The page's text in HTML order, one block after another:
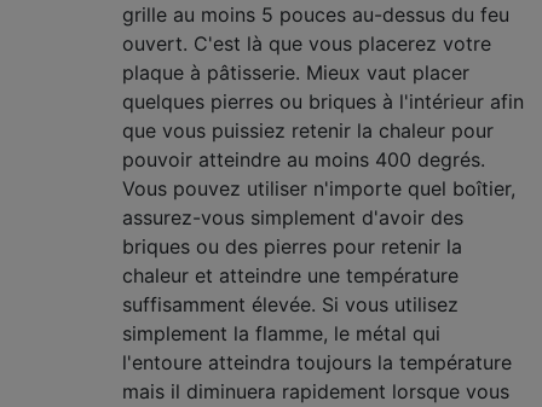
grille au moins 5 pouces au-dessus du feu
ouvert. C'est là que vous placerez votre
plaque à pâtisserie. Mieux vaut placer
quelques pierres ou briques à l'intérieur afin
que vous puissiez retenir la chaleur pour
pouvoir atteindre au moins 400 degrés.
Vous pouvez utiliser n'importe quel boîtier,
assurez-vous simplement d'avoir des
briques ou des pierres pour retenir la
chaleur et atteindre une température
suffisamment élevée. Si vous utilisez
simplement la flamme, le métal qui
l'entoure atteindra toujours la température
mais il diminuera rapidement lorsque vous